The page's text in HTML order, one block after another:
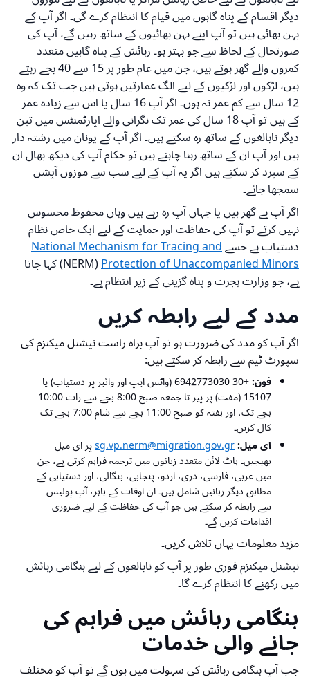
دیگر اقسام کے پناہ گاہوں میں قیام کا انتظام کرے گی۔ اگر آپ کے
بہن بھائی ہیں تو آپ اپنے بہن بھائیوں کے ساتھ رہیں گے، آپ کی
صورتحال کے لحاظ سے جو بہتر ہو۔ رہائش کے پناہ گاہیں متعدد
کمروں والے گھر ہوتے ہیں، جن میں عام طور پر 15 سے 40 بچے رہتے
ہیں، لڑکوں اور لڑکیوں کے لیے الگ عمارتیں ہوتی ہیں جب تک کہ وہ
12 سال سے کم عمر نہ ہوں۔ اگر آپ 16 سال یا اس سے زیادہ عمر
کے ہیں تو آپ 18 سال کی عمر تک نگرانی والے اپارٹمنٹس میں تین
دیگر نابالغوں کے ساتھ رہ سکتے ہیں۔ اگر آپ کے یونان میں رشتہ دار
ہیں اور آپ ان کے ساتھ رہنا چاہتے ہیں تو حکام آپ کی دیکھ بھال ان
کے سپرد کر سکتے ہیں اگر یہ آپ کے لیے سب سے موزوں آپشن
سمجھا جائے۔
اگر آپ بے گھر ہیں یا جہاں آپ رہ رہے ہیں وہاں محفوظ محسوس
نہیں کرتے تو آپ کی حفاظت اور حمایت کے لیے ایک خاص نظام
دستیاب ہے جسےNational Mechanism for Tracing and
Protection of Unaccompanied Minors
(
NERM) کہا جاتا
ہے، جو وزارت ہجرت و پناہ گزینی کے زیر انتظام ہے۔
مدد کے لیے رابطہ کریں
اگر آپ کو مدد کی ضرورت ہو تو آپ براہ راست نیشنل میکنزم کی
سپورٹ ٹیم سے رابطہ کر سکتے ہیں:
فون: +30 6942773030 (واٹس ایپ اور وائبر پر دستیاب) یا
15107 (مفت) پر پیر تا جمعہ صبح 8:00 بجے سے رات 10:00
بجے تک، اور ہفتہ کو صبح 11:00 بجے سے شام 7:00 بجے تک
کال کریں۔
ای میل:sg.vp.nerm@migration.gov.grپر ای میل
بھیجیں۔ ہاٹ لائن متعدد زبانوں میں ترجمہ فراہم کرتی ہے، جن
میں عربی، فارسی، دری، اردو، پنجابی، بنگالی، اور دستیابی کے
مطابق دیگر زبانیں شامل ہیں۔ ان اوقات کے باہر، آپ پولیس
سے رابطہ کر سکتے ہیں جو آپ کی حفاظت کے لیے ضروری
اقدامات کریں گے۔
مزید معلومات یہاں تلاش کریں۔
نیشنل میکنزم فوری طور پر آپ کو نابالغوں کے لیے ہنگامی رہائش
میں رکھنے کا انتظام کرے گا۔
ہنگامی رہائش میں فراہم کی
جانے والی خدمات
جب آپ ہنگامی رہائش کی سہولت میں ہوں گے تو آپ کو مختلف